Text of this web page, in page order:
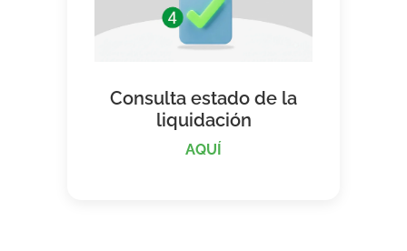
Consulta estado de la
liquidación
AQUÍ